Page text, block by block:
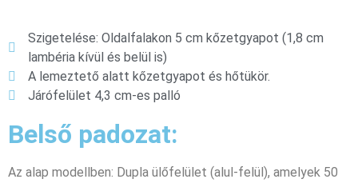
Szigetelése: Oldalfalakon 5 cm kőzetgyapot (1,8 cm
lambéria kívül és belül is)
A lemeztető alatt kőzetgyapot és hőtükör.
Járófelület 4,3 cm-es palló
Belső padozat:
Az alap modellben: Dupla ülőfelület (alul-felül), amelyek 50